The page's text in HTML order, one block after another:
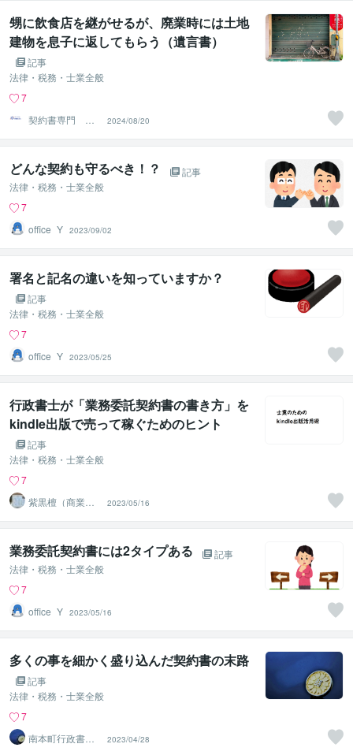
甥に飲食店を継がせるが、廃業時には土地
建物を息子に返してもらう（遺言書）
記事
法律・税務・士業全般
7
契約書専門 ア
トラス行政書士
法人
2024/08/20
どんな契約も守るべき！？
記事
法律・税務・士業全般
7
office_Y 2023/09/02
署名と記名の違いを知っていますか？
記事
法律・税務・士業全般
7
office_Y 2023/05/25
行政書士が「業務委託契約書の書き方」を
kindle出版で売って稼ぐためのヒント
記事
法律・税務・士業全般
7
紫黒檀（商業出
版・法律資格系
ライター）
2023/05/16
業務委託契約書には2タイプある
記事
法律・税務・士業全般
7
office_Y 2023/05/16
多くの事を細かく盛り込んだ契約書の末路
記事
法律・税務・士業全般
7
南本町行政書士
事務所
2023/04/28